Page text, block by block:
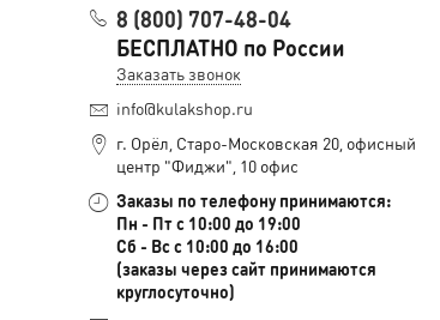
8 (800) 707-48-04
БЕСПЛАТНО по России
Заказать звонок
info@kulakshop.ru
г. Орёл, Старо-Московская 20, офисный
центр "Фиджи", 10 офис
Заказы по телефону принимаются:
Пн - Пт с 10:00 до 19:00
Сб - Вс с 10:00 до 16:00
(заказы через сайт принимаются
круглосуточно)